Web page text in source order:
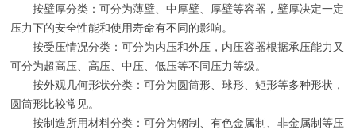
按壁厚分类：可分为薄壁、中厚壁、厚壁等容器，壁厚决定一定
压力下的安全性能和使用寿命有不同的影响。
按受压情况分类：可分为内压和外压，内压容器根据承压能力又
可分为超高压、高压、中压、低压等不同压力等级。
按外观几何形状分类：可分为圆筒形、球形、矩形等多种形状，
圆筒形比较常见。
按制造所用材料分类：可分为钢制、有色金属制、非金属制等压